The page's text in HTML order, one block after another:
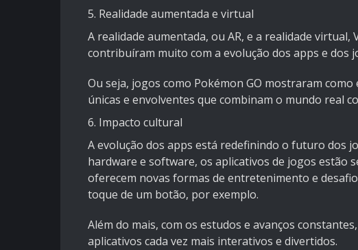
5. Realidade aumentada e virtual
A realidade aumentada, ou AR, e a realidade virtual,
contribuíram muito com a evolução dos apps e dos
Ou seja, jogos como Pokémon GO mostraram
únicas e envolventes que combinam o mundo real
6. Impacto cultural
A evolução dos apps está redefinindo o futuro dos
hardware e software, os aplicativos de jogos estão
oferecem novas formas de entretenimento e
toque de um botão, por exemplo.
Além do mais, com os estudos e avanços
aplicativos cada vez mais interativos e divertidos.